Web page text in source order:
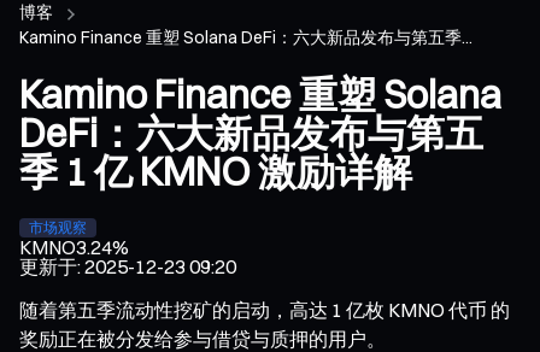
博客
Kamino Finance 重塑 Solana DeFi：六大新品发布与第五季...
Kamino Finance 重塑 Solana
DeFi：六大新品发布与第五
季 1 亿 KMNO 激励详解
市场观察
KMNO3.24%
更新于:2025-12-23 09:20
随着第五季流动性挖矿的启动，高达 1 亿枚 KMNO 代币 的
奖励正在被分发给参与借贷与质押的用户。